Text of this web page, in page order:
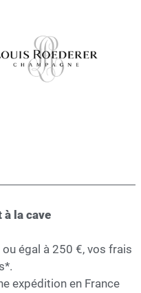
la cave
égal à 250 €, vos frais
expédition en France